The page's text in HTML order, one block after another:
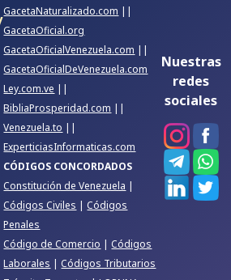
GacetaNaturalizado.com ||
GacetaOficial.org
GacetaOficialVenezuela.com ||
GacetaOficialDeVenezuela.com
Ley.com.ve ||
BibliaProsperidad.com ||
Venezuela.to ||
ExperticiasInformaticas.com
CÓDIGOS CONCORDADOS
Constitución de Venezuela |
Códigos Civiles |Códigos
Penales
Código de Comercio | Códigos
Laborales |Códigos Tributarios
Nuestras
redes
sociales